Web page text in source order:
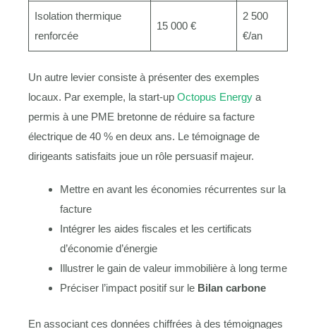
Isolation thermique
renforcée
15 000 €
2 500
€/an
Un autre levier consiste à présenter des exemples
locaux. Par exemple, la start-up Octopus Energy a
permis à une PME bretonne de réduire sa facture
électrique de 40 % en deux ans. Le témoignage de
dirigeants satisfaits joue un rôle persuasif majeur.
Mettre en avant les économies récurrentes sur la
facture
Intégrer les aides fiscales et les certificats
d’économie d’énergie
Illustrer le gain de valeur immobilière à long terme
Préciser l’impact positif sur le Bilan carbone
En associant ces données chiffrées à des témoignages